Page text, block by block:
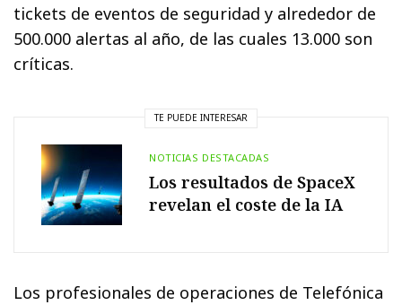
tickets de eventos de seguridad y alrededor de
500.000 alertas al año, de las cuales 13.000 son
críticas.
TE PUEDE INTERESAR
NOTICIAS DESTACADAS
Los resultados de SpaceX
revelan el coste de la IA
Los profesionales de operaciones de Telefónica